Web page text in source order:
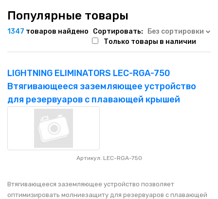
Популярные товары
1347 товаров найдено Сортировать:
Без сортировки
Только товары в наличии
LIGHTNING ELIMINATORS LEC-RGA-750
Втягивающееся заземляющее устройство
для резервуаров с плавающей крышей
Артикул: LEC-RGA-750
Втягивающееся заземляющее устройство позволяет
оптимизировать молниезащиту для резервуаров с плавающей